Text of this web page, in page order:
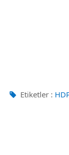
Etiketler :